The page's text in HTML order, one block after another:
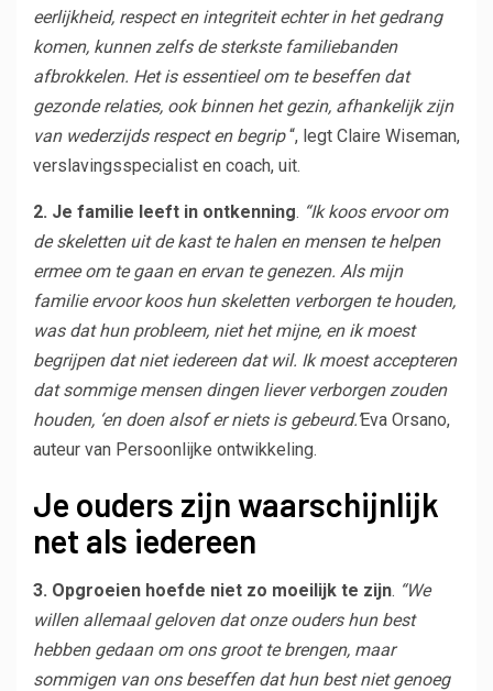
eerlijkheid, respect en integriteit echter in het gedrang
komen, kunnen zelfs de sterkste familiebanden
afbrokkelen. Het is essentieel om te beseffen dat
gezonde relaties, ook binnen het gezin, afhankelijk zijn
van wederzijds respect en begrip“, legt Claire Wiseman,
verslavingsspecialist en coach, uit.
2. Je familie leeft in ontkenning. “Ik koos ervoor om
de skeletten uit de kast te halen en mensen te helpen
ermee om te gaan en ervan te genezen. Als mijn
familie ervoor koos hun skeletten verborgen te houden,
was dat hun probleem, niet het mijne, en ik moest
begrijpen dat niet iedereen dat wil. Ik moest accepteren
dat sommige mensen dingen liever verborgen zouden
houden, ‘en doen alsof er niets is gebeurd.’Eva Orsano,
auteur van Persoonlijke ontwikkeling.
Je ouders zijn waarschijnlijk
net als iedereen
3. Opgroeien hoefde niet zo moeilijk te zijn. “We
willen allemaal geloven dat onze ouders hun best
hebben gedaan om ons groot te brengen, maar
sommigen van ons beseffen dat hun best niet genoeg